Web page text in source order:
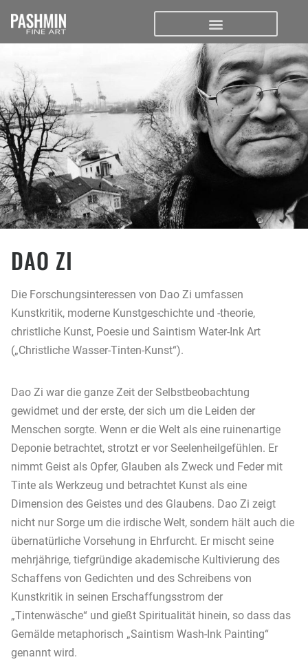
DAO ZI
Die Forschungsinteressen von Dao Zi umfassen
Kunstkritik, moderne Kunstgeschichte und -theorie,
christliche Kunst, Poesie und Saintism Water-Ink Art
(„Christliche Wasser-Tinten-Kunst“).
Dao Zi war die ganze Zeit der Selbstbeobachtung
gewidmet und der erste, der sich um die Leiden der
Menschen sorgte. Wenn er die Welt als eine ruinenartige
Deponie betrachtet, strotzt er vor Seelenheilgefühlen. Er
nimmt Geist als Opfer, Glauben als Zweck und Feder mit
Tinte als Werkzeug und betrachtet Kunst als eine
Dimension des Geistes und des Glaubens. Dao Zi zeigt
nicht nur Sorge um die irdische Welt, sondern hält auch die
übernatürliche Vorsehung in Ehrfurcht. Er mischt seine
mehrjährige, tiefgründige akademische Kultivierung des
Schaffens von Gedichten und des Schreibens von
Kunstkritik in seinen Erschaffungsstrom der
„Tintenwäsche“ und gießt Spiritualität hinein, so dass das
Gemälde metaphorisch „Saintism Wash-Ink Painting“
genannt wird.